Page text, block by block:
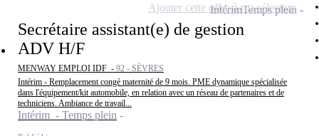
Secrétaire assistant(e) de gestion
ADV H/F
MENWAY EMPLOI IDF - 92 - SÈVRES
Intérim - Remplacement congé maternité de 9 mois. PME dynamique spécialisée
dans l'équipement/kit automobile, en relation avec un réseau de partenaires et de
techniciens. Ambiance de travail...
Intérim - Temps plein
IntérimTemps plein
Ajouter cette offre à ma sélection